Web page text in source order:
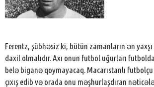
Ferentz, şübhəsiz ki, bütün zamanların ən
daxil olmalıdır. Axı onun futbol uğurları
belə biganə qoymayacaq. Macarıstanlı
çıxış edib və orada onu məşhurlaşdıran